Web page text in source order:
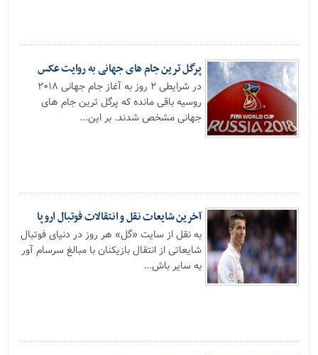
پرگل ترین جام های جهانی به روایت عکس
در شرایطی ۲ روز به آغاز جام جهانی ۲۰۱۸
روسیه باقی مانده که پرگل ترین جام های
جهانی مشخص شدند. بر این...
آخرین شایعات نقل و انتقالات فوتبال اروپا
به نقل از سایت «گل» هر روز در دنیای فوتبال
شایعاتی از انتقال بازیکنان با مبالغ سرسام آور
به سایر باش...